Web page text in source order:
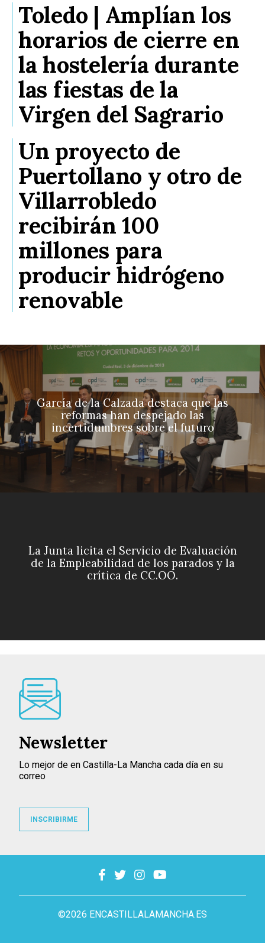
Toledo | Amplían los
horarios de cierre en
la hostelería durante
las fiestas de la
Virgen del Sagrario
Un proyecto de
Puertollano y otro de
Villarrobledo
recibirán 100
millones para
producir hidrógeno
renovable
García de la Calzada destaca que las
reformas han despejado las
incertidumbres sobre el futuro
La Junta licita el Servicio de Evaluación
de la Empleabilidad de los parados y la
crítica de CC.OO.
©2026 ENCASTILLALAMANCHA.ES
Newsletter
Lo mejor de en Castilla-La Mancha cada día en su
correo
INSCRIBIRME